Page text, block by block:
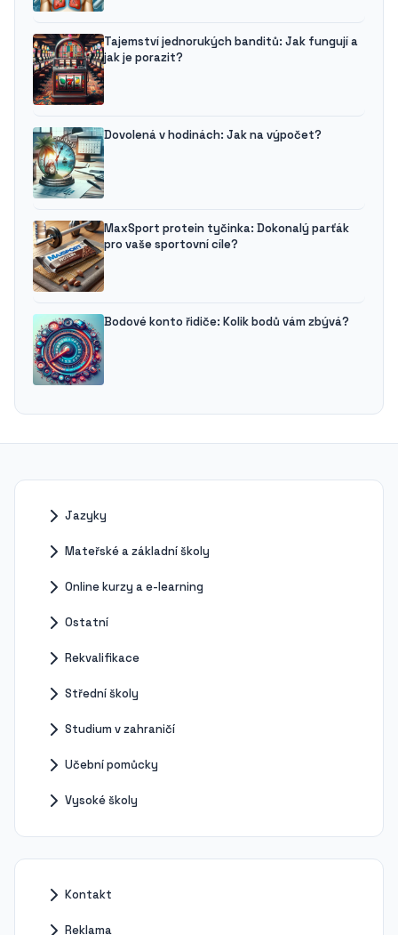
Tajemství jednorukých banditů: Jak fungují a
jak je porazit?
Dovolená v hodinách: Jak na výpočet?
MaxSport protein tyčinka: Dokonalý parťák
pro vaše sportovní cíle?
Bodové konto řidiče: Kolik bodů vám zbývá?
Jazyky
Mateřské a základní školy
Online kurzy a e-learning
Ostatní
Rekvalifikace
Střední školy
Studium v zahraničí
Učební pomůcky
Vysoké školy
Kontakt
Reklama